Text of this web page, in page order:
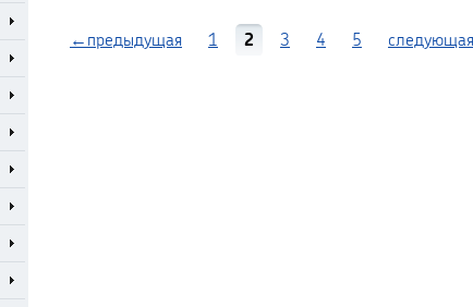
←предыдущая 1 2 3 4 5